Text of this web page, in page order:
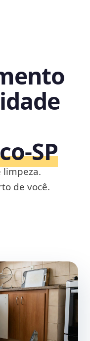
limpeza.
de você.